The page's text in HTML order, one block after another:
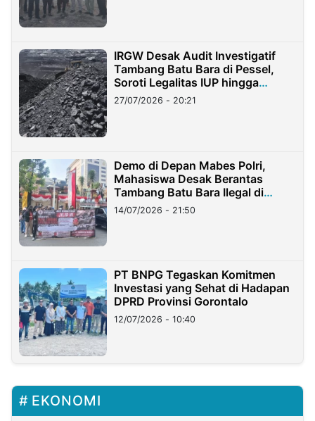
IRGW Desak Audit Investigatif
Tambang Batu Bara di Pessel,
Soroti Legalitas IUP hingga
Stockpile
27/07/2026 - 20:21
Demo di Depan Mabes Polri,
Mahasiswa Desak Berantas
Tambang Batu Bara Ilegal di
Lampung
14/07/2026 - 21:50
PT BNPG Tegaskan Komitmen
Investasi yang Sehat di Hadapan
DPRD Provinsi Gorontalo
12/07/2026 - 10:40
EKONOMI